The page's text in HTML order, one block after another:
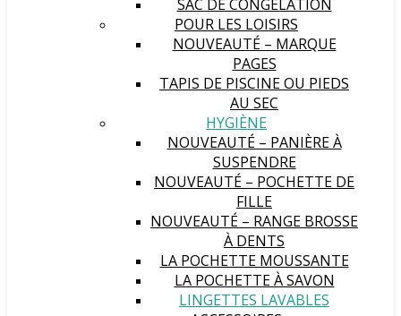
SAC DE CONGÉLATION
POUR LES LOISIRS
NOUVEAUTÉ – MARQUE
PAGES
TAPIS DE PISCINE OU PIEDS
AU SEC
HYGIÈNE
NOUVEAUTÉ – PANIÈRE À
SUSPENDRE
NOUVEAUTÉ – POCHETTE DE
FILLE
NOUVEAUTÉ – RANGE BROSSE
À DENTS
LA POCHETTE MOUSSANTE
LA POCHETTE À SAVON
LINGETTES LAVABLES